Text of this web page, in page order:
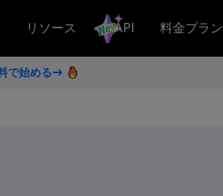
リソース API 料金プラン
で始める→